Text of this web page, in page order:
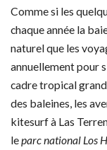
Comme si les
chaque année la
naturel que les
annuellement pour
cadre tropical
des baleines, les
kitesurf à Las
leparc national Los